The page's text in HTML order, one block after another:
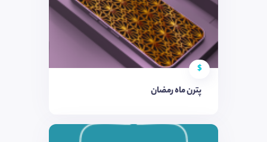
$
پترن ماه رمضان